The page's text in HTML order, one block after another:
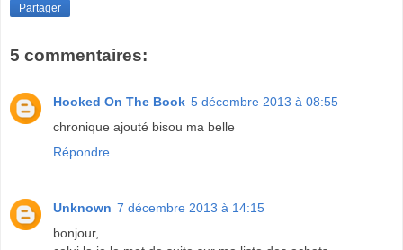
Partager
5 commentaires:
Hooked On The Book 5 décembre 2013 à 08:55
chronique ajouté bisou ma belle
Répondre
Unknown 7 décembre 2013 à 14:15
bonjour,